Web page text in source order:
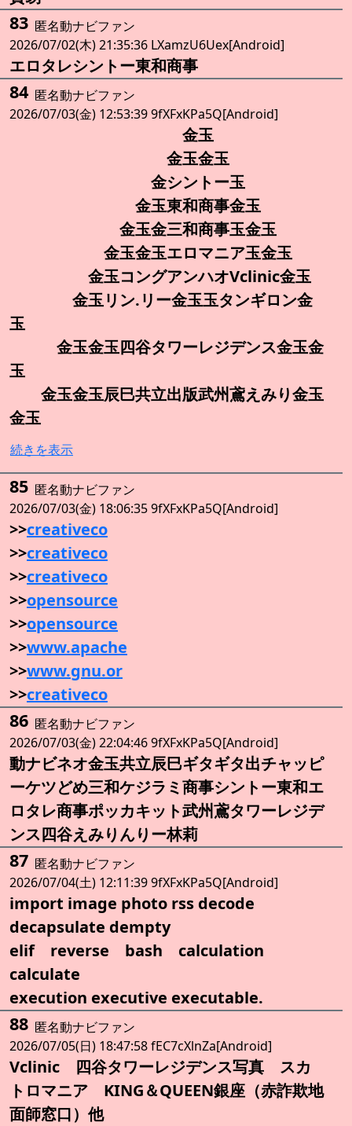
83 匿名動ナビファン
2026/07/02(木) 21:35:36 LXamzU6Uex[Android]
エロタレシントー東和商事
84 匿名動ナビファン
2026/07/03(金) 12:53:39 9fXFxKPa5Q[Android]
金玉
金玉金玉
金シントー玉
金玉東和商事金玉
金玉金三和商事玉金玉
金玉金玉エロマニア玉金玉
金玉コングアンハオVclinic金玉
金玉リン.リー金玉玉タンギロン金
玉
金玉金玉四谷タワーレジデンス金玉金
玉
金玉金玉辰巳共立出版武州鳶えみり金玉
金玉
続きを表示
85 匿名動ナビファン
2026/07/03(金) 18:06:35 9fXFxKPa5Q[Android]
>>creativeco
>>creativeco
>>creativeco
>>opensource
>>opensource
>>www.apache
>>www.gnu.or
>>creativeco
86 匿名動ナビファン
2026/07/03(金) 22:04:46 9fXFxKPa5Q[Android]
動ナビネオ金玉共立辰巳ギタギタ出チャッピ
ーケツどめ三和ケジラミ商事シントー東和エ
ロタレ商事ポッカキット武州鳶タワーレジデ
ンス四谷えみりんりー林莉
87 匿名動ナビファン
2026/07/04(土) 12:11:39 9fXFxKPa5Q[Android]
import image photo rss decode
decapsulate dempty
elif reverse bash calculation
calculate
execution executive executable.
88 匿名動ナビファン
2026/07/05(日) 18:47:58 fEC7cXlnZa[Android]
Vclinic 四谷タワーレジデンス写真 スカ
トロマニア KING＆QUEEN銀座（赤詐欺地
面師窓口）他